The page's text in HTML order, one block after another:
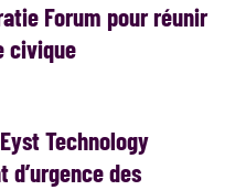
Forum pour réunir
civique
Technology
des